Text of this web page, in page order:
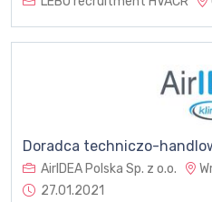
Doradca techniczo-
AirIDEA Polska Sp. z o.o.
27.01.2021